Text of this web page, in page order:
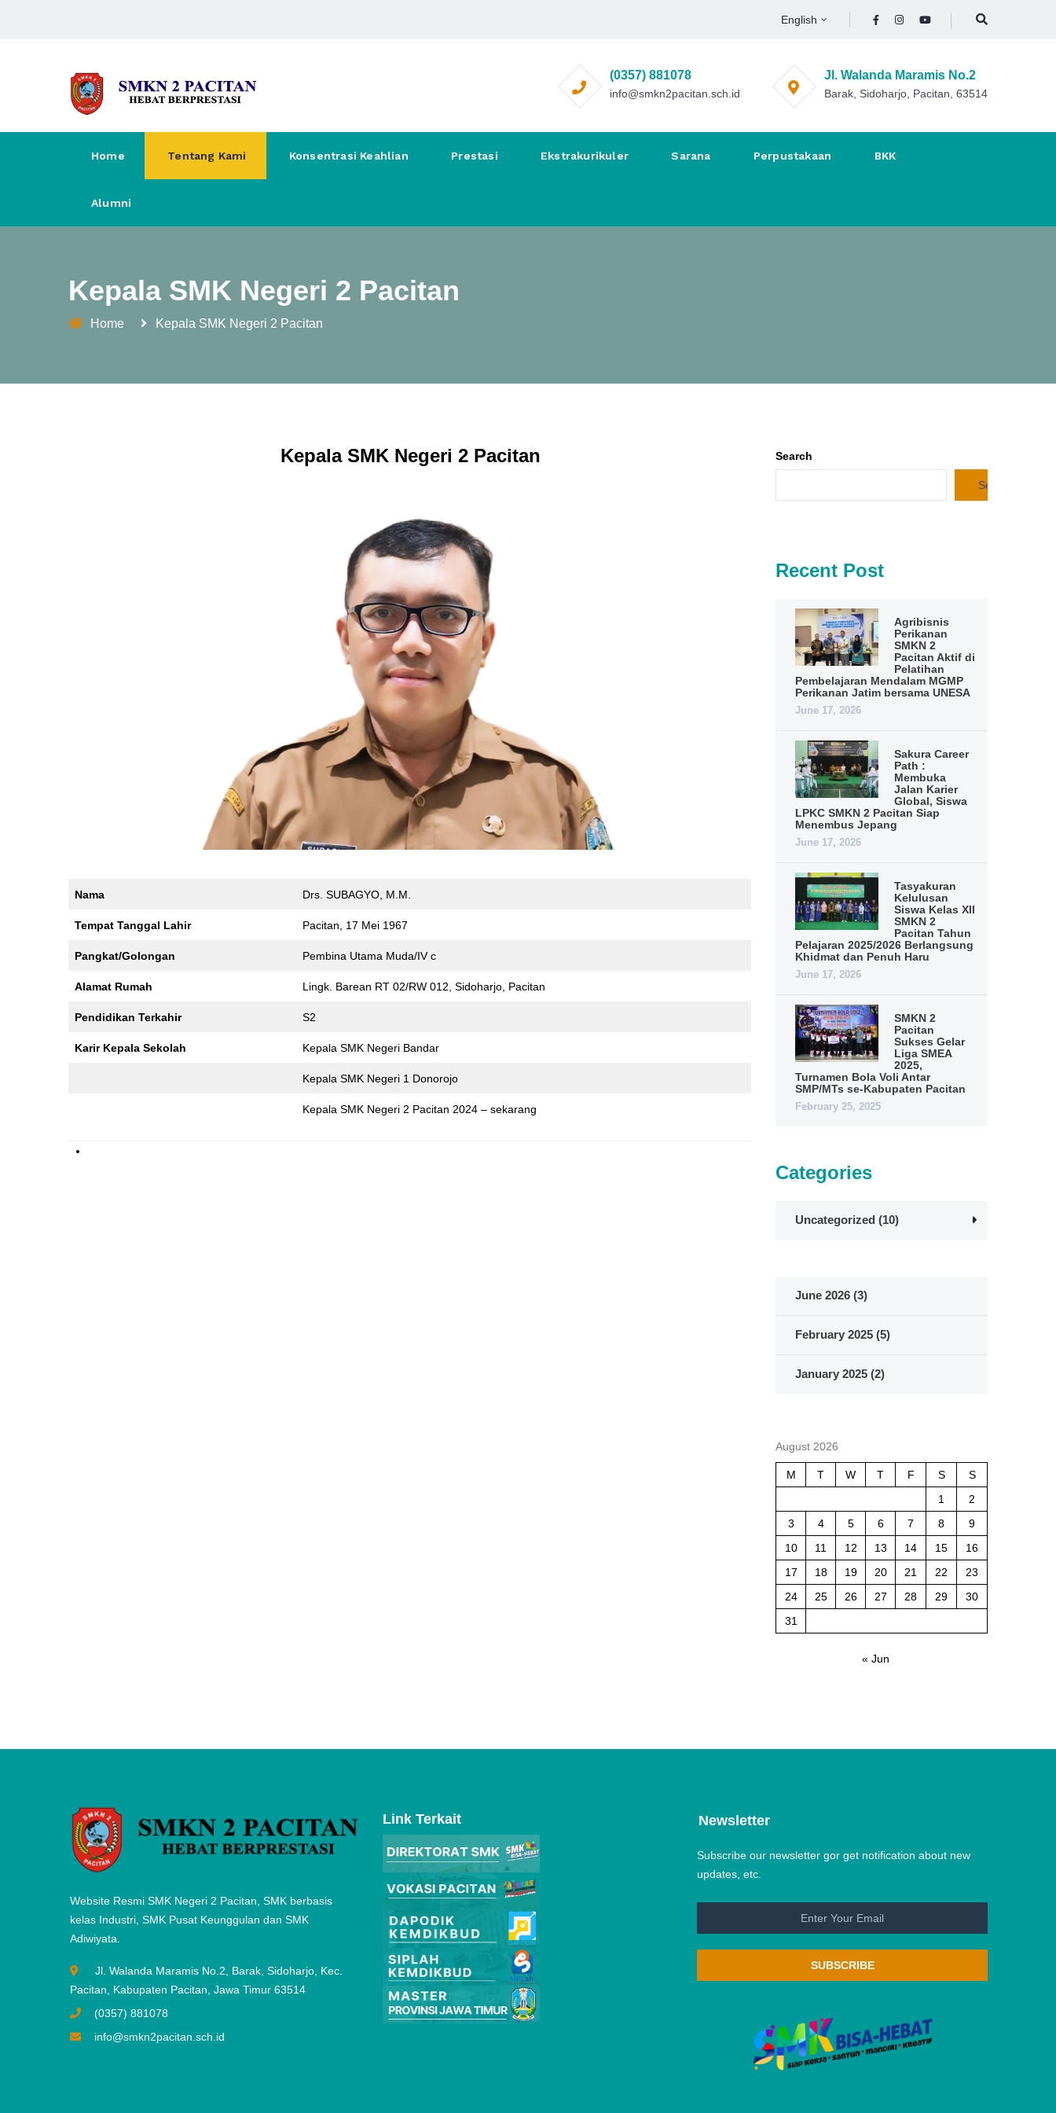
English
(0357) 881078
info@smkn2pacitan.sch.id
Jl. Walanda Maramis No.2
Barak, Sidoharjo, Pacitan, 63514
Home Tentang Kami Konsentrasi Keahlian Prestasi Ekstrakurikuler Sarana Perpustakaan BKK
Alumni
Kepala SMK Negeri 2 Pacitan
Home Kepala SMK Negeri 2 Pacitan
Kepala SMK Negeri 2 Pacitan
Nama Drs. SUBAGYO, M.M.
Tempat Tanggal Lahir Pacitan, 17 Mei 1967
Pangkat/Golongan Pembina Utama Muda/IV c
Alamat Rumah Lingk. Barean RT 02/RW 012, Sidoharjo, Pacitan
Pendidikan Terkahir S2
Karir Kepala Sekolah Kepala SMK Negeri Bandar
Kepala SMK Negeri 1 Donorojo
Kepala SMK Negeri 2 Pacitan 2024 – sekarang
Search
Search
Recent Post
Agribisnis
Perikanan
SMKN 2
Pacitan Aktif di
Pelatihan
Pembelajaran Mendalam MGMP
Perikanan Jatim bersama UNESA
June 17, 2026
Sakura Career
Path :
Membuka
Jalan Karier
Global, Siswa
LPKC SMKN 2 Pacitan Siap
Menembus Jepang
June 17, 2026
Tasyakuran
Kelulusan
Siswa Kelas XII
SMKN 2
Pacitan Tahun
Pelajaran 2025/2026 Berlangsung
Khidmat dan Penuh Haru
June 17, 2026
SMKN 2
Pacitan
Sukses Gelar
Liga SMEA
2025,
Turnamen Bola Voli Antar
SMP/MTs se-Kabupaten Pacitan
February 25, 2025
Categories
Uncategorized (10)
June 2026 (3)
February 2025 (5)
January 2025 (2)
August 2026
M T W T F S
S
1
2
3
4 5 6 7 8
9
10
11 12 13 14 15
16
17
18 19 20 21 22
23
24
25 26 27 28 29
30
31
« Jun
Website Resmi SMK Negeri 2 Pacitan, SMK berbasis
kelas Industri, SMK Pusat Keunggulan dan SMK
Adiwiyata.
Jl. Walanda Maramis No.2, Barak, Sidoharjo, Kec.
Pacitan, Kabupaten Pacitan, Jawa Timur 63514
(0357) 881078
info@smkn2pacitan.sch.id
Link Terkait Newsletter
Subscribe our newsletter gor get notification about new
updates, etc.
SUBSCRIBE